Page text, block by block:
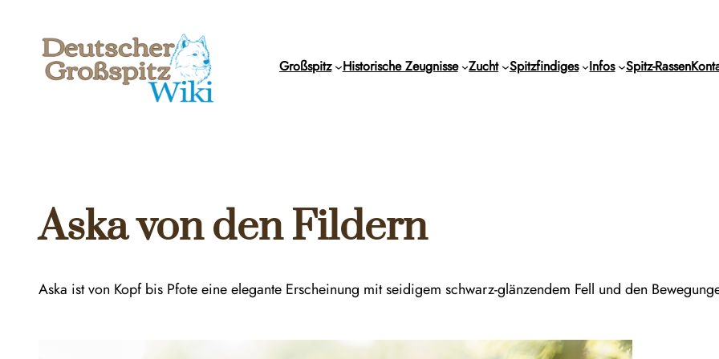
Inhalt
springen
Großspitz Historische Zeugnisse Zucht Spitzfindiges Infos Spitz-Rassen
Aska von den Fildern
Aska ist von Kopf bis Pfote eine elegante Erscheinung mit seidigem schwarz-glänzendem Fell und den